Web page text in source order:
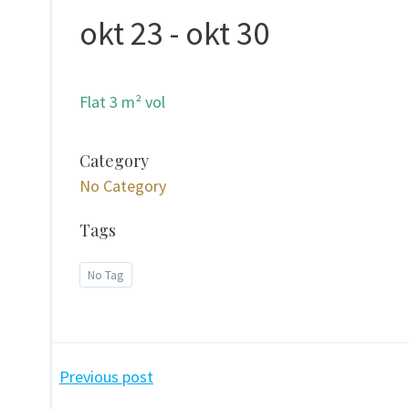
okt 23 - okt 30
Flat 3 m² vol
Category
No Category
Tags
No Tag
Post
Previous post